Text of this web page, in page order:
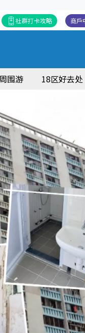
商戶
社群打卡攻略
周围游 18区好去处